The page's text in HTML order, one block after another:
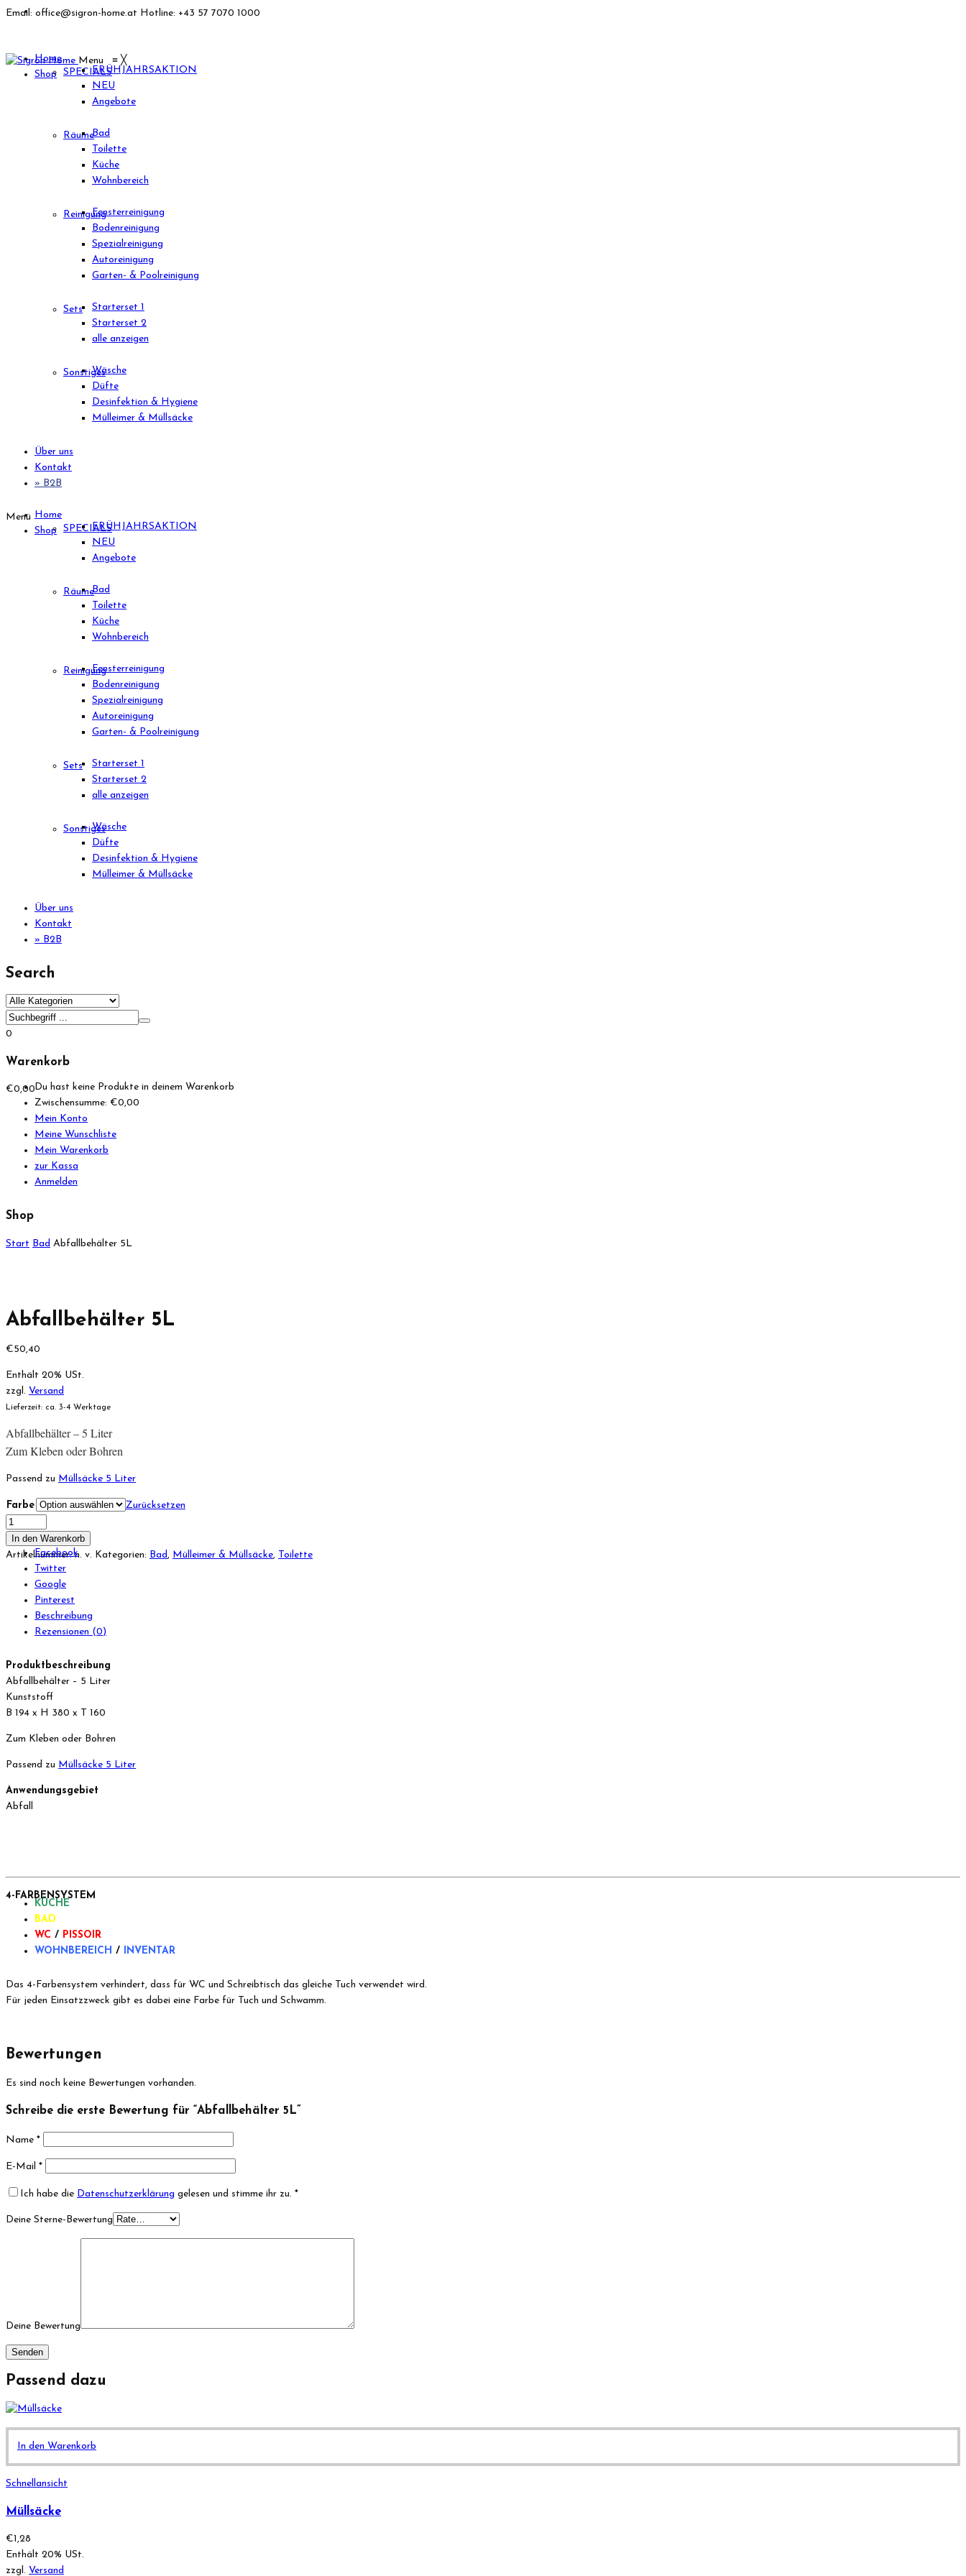
Email: office@sigron-home.at Hotline: +43 57 7070 1000
Menu ≡ ╳
Home
Shop SPECIALSFRÜHJAHRSAKTION
NEU
Angebote
RäumeBad
Toilette
Küche
Wohnbereich
ReinigungFensterreinigung
Bodenreinigung
Spezialreinigung
Autoreinigung
Garten- & Poolreinigung
Sets
Starterset 1
Starterset 2
alle anzeigen
SonstigesWäsche
Düfte
Desinfektion & Hygiene
Mülleimer & Müllsäcke
Über uns
Kontakt
» B2B
Menü Home
Shop SPECIALSFRÜHJAHRSAKTION
NEU
Angebote
RäumeBad
Toilette
Küche
Wohnbereich
ReinigungFensterreinigung
Bodenreinigung
Spezialreinigung
Autoreinigung
Garten- & Poolreinigung
Sets
Starterset 1
Starterset 2
alle anzeigen
SonstigesWäsche
Düfte
Desinfektion & Hygiene
Mülleimer & Müllsäcke
Über uns
Kontakt
» B2B
Search
0
Warenkorb
€0,00Du hast keine Produkte in deinem Warenkorb
Zwischensumme: €0,00
Mein Konto
Meine Wunschliste
Mein Warenkorb
zur Kassa
Anmelden
Shop
Start Bad Abfallbehälter 5L
Abfallbehälter 5L
€50,40
Enthält 20% USt.
zzgl. Versand
Lieferzeit: ca. 3-4 Werktage
Abfallbehälter – 5 Liter
Zum Kleben oder Bohren
Passend zu Müllsäcke 5 Liter
Farbe Zurücksetzen
In den Warenkorb
Artikelnummer:n. v. Kategorien: Bad, Mülleimer & Müllsäcke, Toilette
Facebook
Twitter
Google
Pinterest
Beschreibung
Rezensionen (0)
Produktbeschreibung
Abfallbehälter – 5 Liter
Kunststoff
B 194 x H 380 x T 160
Zum Kleben oder Bohren
Passend zu Müllsäcke 5 Liter
Anwendungsgebiet
Abfall
4-FARBENSYSTEM
KÜCHE
BAD
WC / PISSOIR
WOHNBEREICH / INVENTAR
Das 4-Farbensystem verhindert, dass für WC und Schreibtisch das gleiche Tuch verwendet wird.
Für jeden Einsatzzweck gibt es dabei eine Farbe für Tuch und Schwamm.
Bewertungen
Es sind noch keine Bewertungen vorhanden.
Schreibe die erste Bewertung für “Abfallbehälter 5L”
Name *
E-Mail *
Ich habe die Datenschutzerklärung gelesen und stimme ihr zu. *
Deine Sterne-Bewertung
Deine Bewertung
Passend dazu
In den Warenkorb
Schnellansicht
Müllsäcke
€1,28
Enthält 20% USt.
zzgl. Versand